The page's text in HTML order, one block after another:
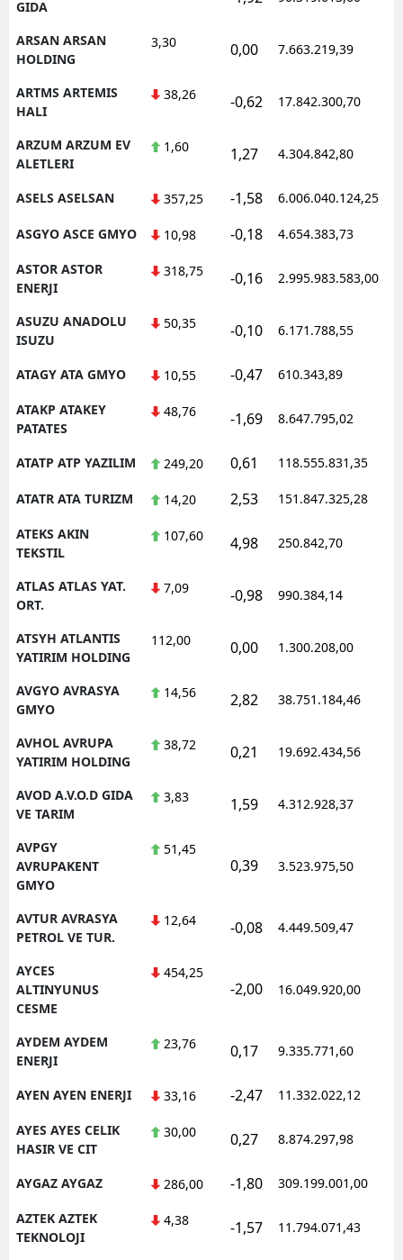
GIDA
ARSAN ARSAN
HOLDING
3,30 0,00 7.663.219,39
ARTMS ARTEMIS
HALI
38,26 -0,62 17.842.300,70
ARZUM ARZUM EV
ALETLERI
1,60 1,27 4.304.842,80
ASELS ASELSAN 357,25 -1,58 6.006.040.124,25
ASGYO ASCE GMYO 10,98 -0,18 4.654.383,73
ASTOR ASTOR
ENERJI
318,75 -0,16 2.995.983.583,00
ASUZU ANADOLU
ISUZU
50,35 -0,10 6.171.788,55
ATAGY ATA GMYO 10,55 -0,47 610.343,89
ATAKP ATAKEY
PATATES
48,76 -1,69 8.647.795,02
ATATP ATP YAZILIM 249,20 0,61 118.555.831,35
ATATR ATA TURIZM 14,20 2,53 151.847.325,28
ATEKS AKIN
TEKSTIL
107,60 4,98 250.842,70
ATLAS ATLAS YAT.
ORT.
7,09 -0,98 990.384,14
ATSYH ATLANTIS
YATIRIM HOLDING
112,00 0,00 1.300.208,00
AVGYO AVRASYA
GMYO
14,56 2,82 38.751.184,46
AVHOL AVRUPA
YATIRIM HOLDING
38,72 0,21 19.692.434,56
AVOD A.V.O.D GIDA
VE TARIM
3,83 1,59 4.312.928,37
AVPGY
AVRUPAKENT
GMYO
51,45
0,39 3.523.975,50
AVTUR AVRASYA
PETROL VE TUR.
12,64 -0,08 4.449.509,47
AYCES
ALTINYUNUS
CESME
454,25
-2,00 16.049.920,00
AYDEM AYDEM
ENERJI
23,76 0,17 9.335.771,60
AYEN AYEN ENERJI 33,16 -2,47 11.332.022,12
AYES AYES CELIK
HASIR VE CIT
30,00 0,27 8.874.297,98
AYGAZ AYGAZ 286,00 -1,80 309.199.001,00
AZTEK AZTEK
TEKNOLOJI
4,38 -1,57 11.794.071,43